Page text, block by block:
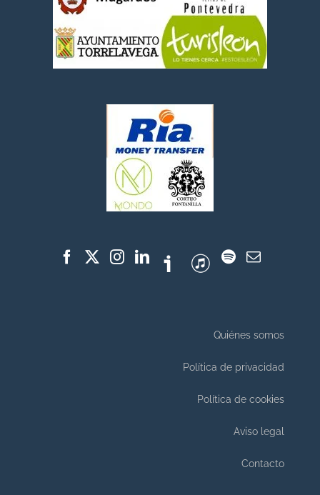
Quiénes somos
Política de privacidad
Política de cookies
Aviso legal
Contacto